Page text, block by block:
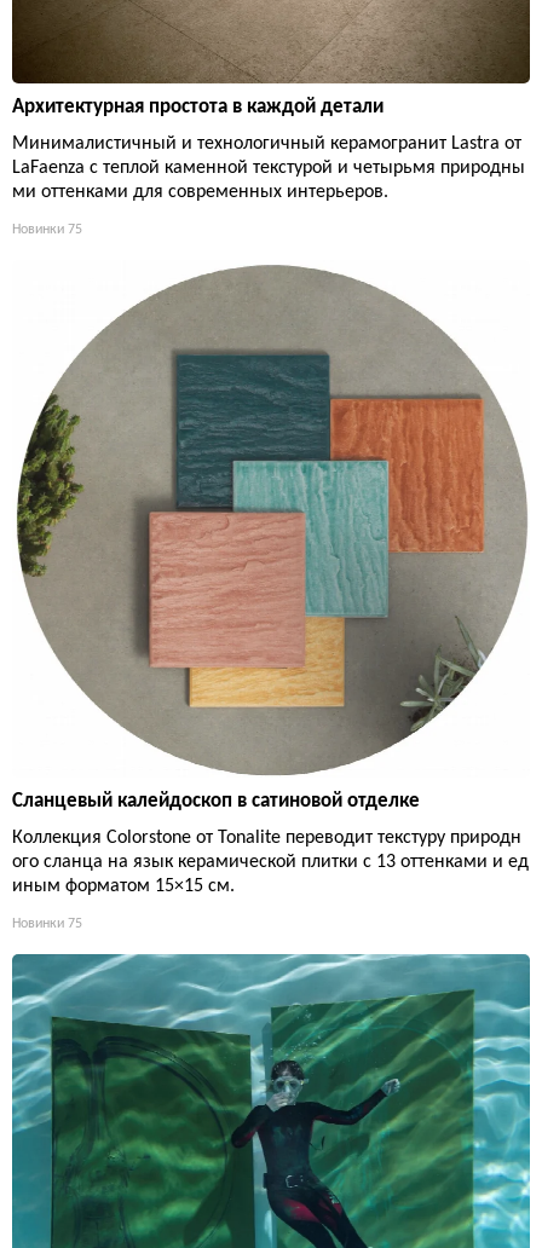
Архитектурная простота в каждой детали
Минималистичный и технологичный керамогранит Lastra от
LaFaenza с теплой каменной текстурой и четырьмя природны
ми оттенками для современных интерьеров.
Новинки 75
Сланцевый калейдоскоп в сатиновой отделке
Коллекция Colorstone от Tonalite переводит текстуру природн
ого сланца на язык керамической плитки с 13 оттенками и ед
иным форматом 15×15 см.
Новинки 75